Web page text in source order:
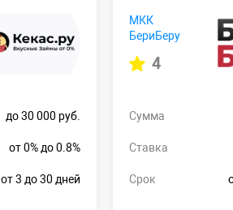
до 30 000 руб.
от 0% до 0.8%
от 3 до 30 дней
МКК
БериБеру
4
Сумма
Ставка
Срок